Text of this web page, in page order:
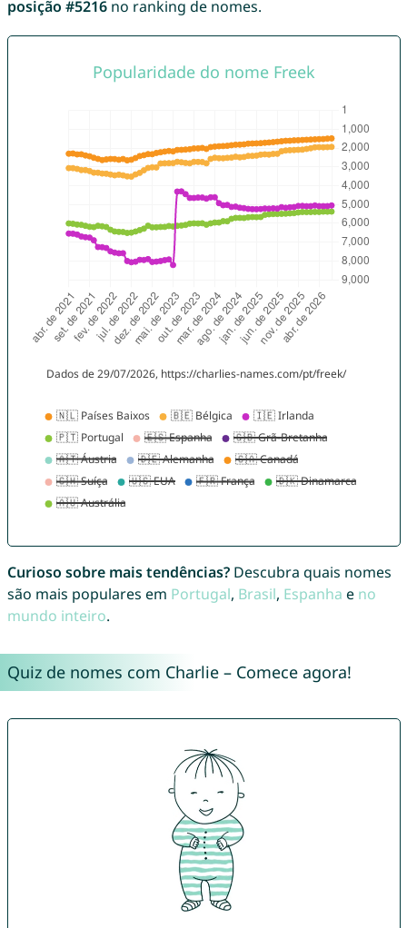
posição #5216no ranking de nomes.
Curioso sobre mais tendências?Descubra quais nomes
são mais populares em Portugal, Brasil, Espanha e no
mundo inteiro.
Quiz de nomes com Charlie – Comece agora!